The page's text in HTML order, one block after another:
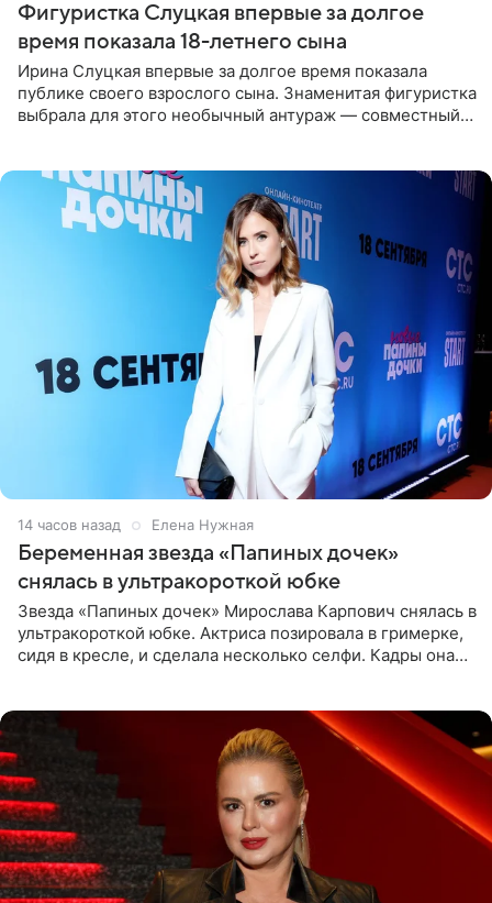
Фигуристка Слуцкая впервые за долгое
время показала 18-летнего сына
Ирина Слуцкая впервые за долгое время показала
публике своего взрослого сына. Знаменитая фигуристка
выбрала для этого необычный антураж — совместный
14 часов назад Елена Нужная
Беременная звезда «Папиных дочек»
снялась в ультракороткой юбке
Звезда «Папиных дочек» Мирослава Карпович снялась в
ультракороткой юбке. Актриса позировала в гримерке,
сидя в кресле, и сделала несколько селфи. Кадры она